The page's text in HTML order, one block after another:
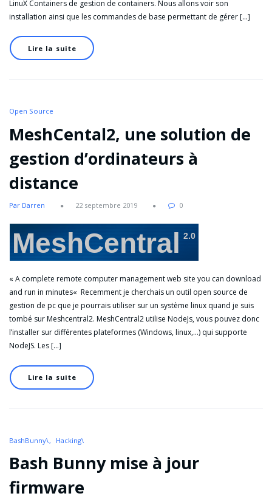
LinuX Containers de gestion de containers. Nous allons voir son
installation ainsi que les commandes de base permettant de gérer […]
Lire la suite
Open Source
MeshCental2, une solution de
gestion d’ordinateurs à
distance
Par Darren 22 septembre 2019 0
« A complete remote computer management web site you can download
and run in minutes« Recemment je cherchais un outil open source de
gestion de pc que je pourrais utiliser sur un système linux quand je suis
tombé sur Meshcentral2. MeshCentral2 utilise NodeJs, vous pouvez donc
l’installer sur différentes plateformes (Windows, linux,…) qui supporte
NodeJS. Les […]
Lire la suite
BashBunny\ Hacking\
Bash Bunny mise à jour
firmware